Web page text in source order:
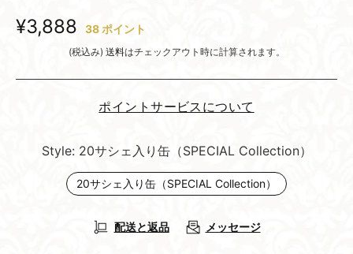
¥3,888 38 ポイント
(税込み) 送料はチェックアウト時に計算されます。
ポイントサービスについて
Style: 20サシェ入り缶（SPECIAL Collection）
20サシェ入り缶（SPECIAL Collection）
配送と返品 メッセージ